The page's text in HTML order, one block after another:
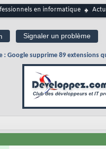
en informatique
Signaler un problème
: Google supprime 89 extensions